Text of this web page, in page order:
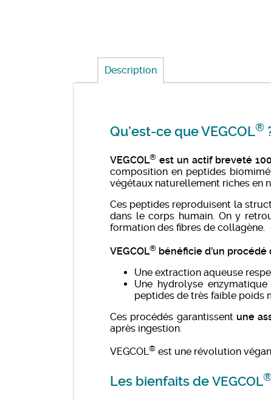
Description
Qu’est-ce que VEGCOL®
VEGCOL® est un actif breveté
composition en peptides
végétaux naturellement riches en
Ces peptides reproduisent la
dans le corps humain. On y
formation des fibres de collagène.
VEGCOL® bénéficie d’un
Une extraction aqueuse
Une hydrolyse
peptides de très faible poids
Ces procédés garantissent une
après ingestion.
VEGCOL® est une révolution
Les bienfaits de VEGCOL